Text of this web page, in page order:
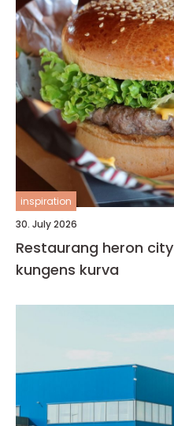
inspiration
30. July 2026
Restaurang heron city mat, sport och nöjen i
kungens kurva